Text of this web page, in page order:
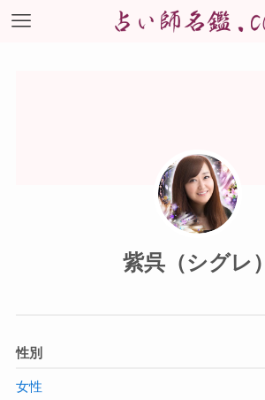
紫呉（シグレ）
性別
女性